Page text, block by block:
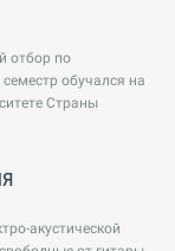
отбор по
обучался на
Страны
акустической